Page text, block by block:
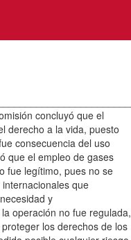
concluyó que el
derecho a la vida, puesto
consecuencia del uso
que el empleo de gases
fue legítimo, pues no se
que
y
operación no fue regulada,
los derechos de los